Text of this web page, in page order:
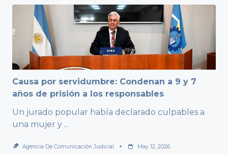
Causa por servidumbre: Condenan a 9 y 7
años de prisión a los responsables
Un jurado popular había declarado culpables a
una mujer y ...
Agencia De Comunicación Judicial May 12, 2026